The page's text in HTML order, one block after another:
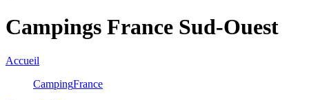
Campings France Sud-Ouest
Accueil
CampingFrance